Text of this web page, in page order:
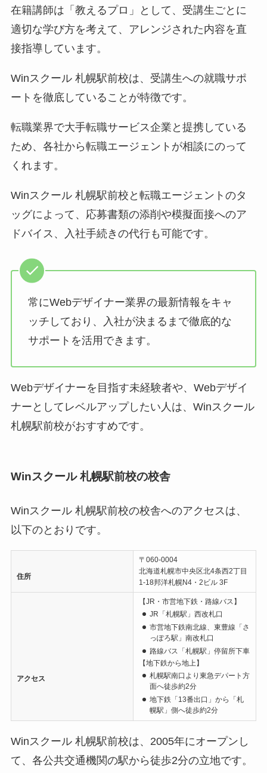
在籍講師は「教えるプロ」として、受講生ごとに
適切な学び方を考えて、アレンジされた内容を直
接指導しています。
Winスクール 札幌駅前校は、受講生への就職サポ
ートを徹底していることが特徴です。
転職業界で大手転職サービス企業と提携している
ため、各社から転職エージェントが相談にのって
くれます。
Winスクール 札幌駅前校と転職エージェントのタ
ッグによって、応募書類の添削や模擬面接へのア
ドバイス、入社手続きの代行も可能です。
常にWebデザイナー業界の最新情報をキャ
ッチしており、入社が決まるまで徹底的な
サポートを活用できます。
Webデザイナーを目指す未経験者や、Webデザイ
ナーとしてレベルアップしたい人は、Winスクール
札幌駅前校がおすすめです。
Winスクール 札幌駅前校の校舎
Winスクール 札幌駅前校の校舎へのアクセスは、
以下のとおりです。
住所
〒060-0004
北海道札幌市中央区北4条西2丁目
1-18邦洋札幌N4・2ビル 3F
アクセス
【JR・市営地下鉄・路線バス】
JR「札幌駅」西改札口
市営地下鉄南北線、東豊線「さ
っぽろ駅」南改札口
路線バス「札幌駅」停留所下車
【地下鉄から地上】
札幌駅南口より東急デパート方
面へ徒歩約2分
地下鉄「13番出口」から「札
幌駅」側へ徒歩約2分
Winスクール 札幌駅前校は、2005年にオープンし
て、各公共交通機関の駅から徒歩2分の立地です。